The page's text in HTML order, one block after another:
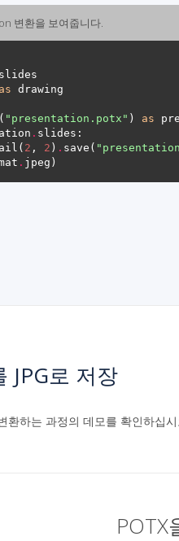
변환을 보여줍니다.
as
"presentation.potx" ) as
.
2 , 2 ) . save(
.
JPG로 저장
하는 과정의 데모를 확인하십시
POTX